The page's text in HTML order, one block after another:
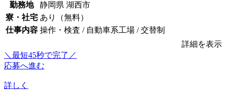
勤務地
静岡県 湖西市
寮・社宅 あり（無料）
仕事内容 操作・検査 / 自動車系工場 / 交替制
詳細を表示
＼最短45秒で完了／
応募へ進む
詳しく